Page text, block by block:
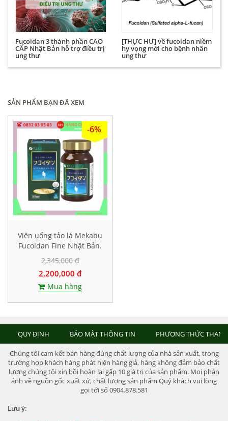
Fucoidan 3 thành phần CAO
CẤP Nhật Bản hỗ trợ điều trị
ung thư
[THỰC HƯ] về fucoidan niềm
hy vọng mới cho bệnh nhân
ung thư
SẢN PHẨM BẠN ĐÃ XEM
-6%
Viên uống tảo lá Mekabu
Fucoidan Fine Nhật Bản.
Hộp 198 viên
2,345,000 đ
2,200,000 đ
Mua hàng
QUY ĐỊNH BẢO MẬT THÔNG TIN PHƯƠNG THỨC
Chúng tôi cam kết bán hàng đúng chất lượng của nhà sản xuất, trong
trường hợp khách hàng phát hiện hàng giả, hàng không đảm bảo chất
lượng chúng tôi xin bồi hoàn lại gấp 10 giá trị của sản phẩm. Mọi phản
ảnh về nguồn gốc xuất xứ, chất lượng sản phẩm Quý khách vui lòng
gọi tới số 0904.878.581
Lưu ý: